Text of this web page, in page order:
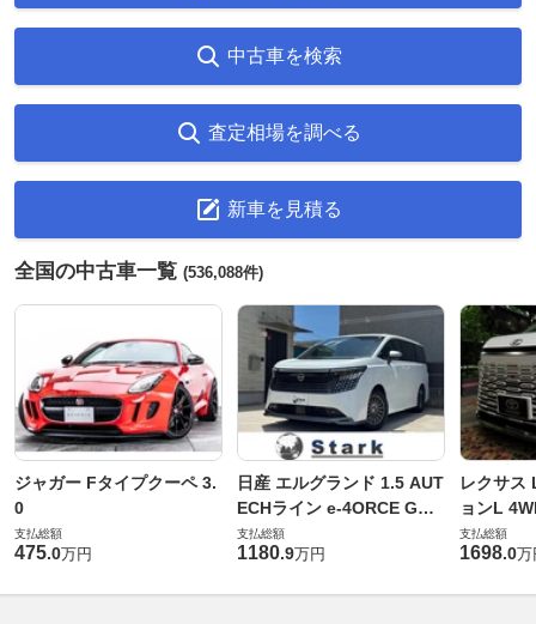
中古車を検索
査定相場を調べる
新車を見積る
全国の中古車一覧 (536,088件)
ジャガー Fタイプクーペ 3.
0
支払総額
475.0万円
日産 エルグランド 1.5 AUT
ECHライン e-4ORCE Gス
ペック 4WD
支払総額
1180.9万円
レクサス
ョンL
支払総額
1698.0万